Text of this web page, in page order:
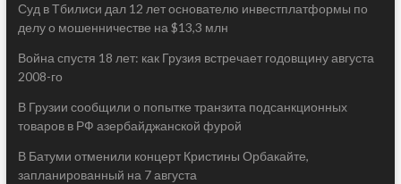
Суд в Тбилиси дал 12 лет основателю инвестплатформы по
делу о мошенничестве на $13,3 млн
Война спустя 18 лет: как Грузия встречает годовщину августа
2008-го
В Грузии сообщили о попытке транзита подсанкционных
товаров в РФ азербайджанской фурой
В Батуми отменили концерт Кристины Орбакайте,
запланированный на 7 августа